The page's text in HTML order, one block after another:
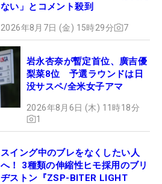
ない」とコメント殺到
2026年8月7日 (金) 15時29分 7
岩永杏奈が暫定首位、廣吉優
梨菜8位 予選ラウンドは日
没サスペ/全米女子アマ
2026年8月6日 (木) 11時18分
1
スイング中のブレをなくしたい人
へ！ 3種類の伸縮性ヒモ採用のブリ
ヂストン『ZSP-BITER LIGHT